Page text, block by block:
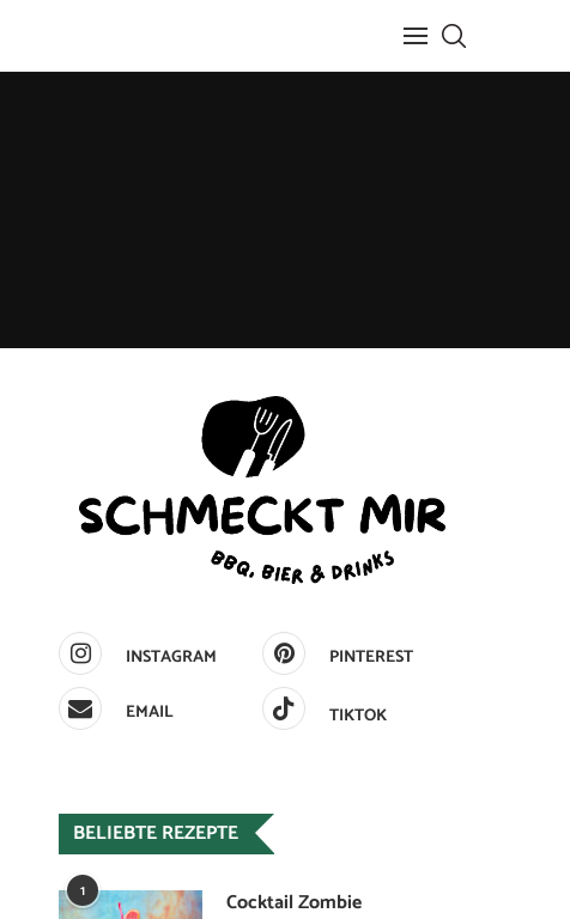
INSTAGRAM
PINTEREST
EMAIL
TIKTOK
BELIEBTE REZEPTE
1 Cocktail Zombie